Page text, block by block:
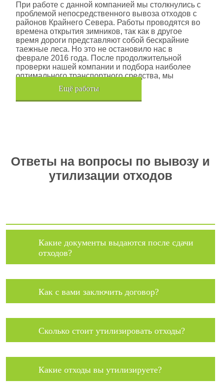
При работе с данной компанией мы столкнулись с
проблемой непосредственного вывоза отходов с
районов Крайнего Севера. Работы проводятся во
времена открытия зимников, так как в другое
время дороги представляют собой бескрайние
таежные леса. Но это не остановило нас в
феврале 2016 года. После продолжительной
проверки нашей компании и подбора наиболее
оптимального транспортного средства, мы
помогли данной компании.
Eщё работы
Ответы на вопросы по вывозу и
утилизации отходов
Какие документы выдаются после сдачи
отходов?
Как с вами заключить договор?
Сколько стоит утилизировать отходы?
Какие отходы вы утилизируете?